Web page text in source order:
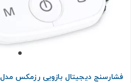
فشارسنج دیجیتال بازویی رزمکس مدل X3